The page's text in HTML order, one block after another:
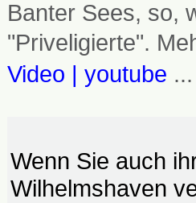
Banter Sees, so,
"Priveligierte".
Video | youtube ...
Wenn Sie auch
Wilhelmshaven